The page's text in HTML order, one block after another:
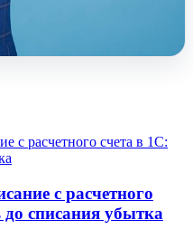
с расчетного
списания убытка